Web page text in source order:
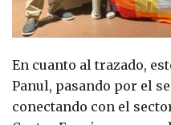
En cuanto al trazado,
Panul, pasando por el
conectando con el